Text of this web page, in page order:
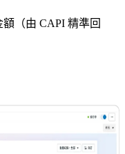
（由 CAPI 精準回